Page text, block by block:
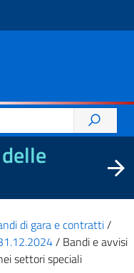
di gara e contratti/
/ Bandi e avvisi
settori speciali